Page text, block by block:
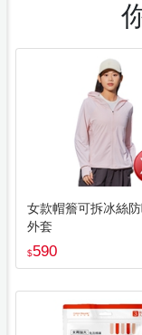
女款帽簷可拆冰絲
外套
$590